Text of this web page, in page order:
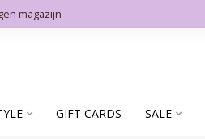
magazijn
GIFT CARDS SALE